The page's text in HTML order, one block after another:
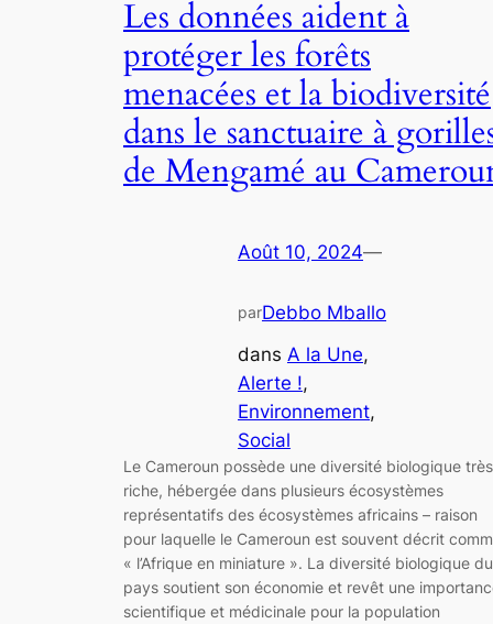
Les données aident à
protéger les forêts
menacées et la biodiversité
dans le sanctuaire à
de Mengamé au
Août 10, 2024—
parDebbo Mballo
dans A la Une
Alerte !
Environnement
Social
Le Cameroun possède une diversité biologique très
riche, hébergée dans plusieurs écosystèmes
représentatifs des écosystèmes africains – raison
pour laquelle le Cameroun est souvent décrit
« l’Afrique en miniature ». La diversité biologique du
pays soutient son économie et revêt une
scientifique et médicinale pour la population